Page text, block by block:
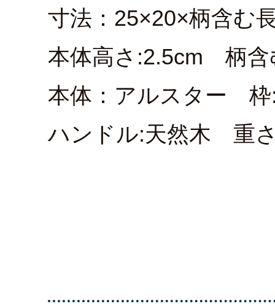
寸法：25×20×柄含む
本体高さ:2.5cm 柄含
本体：アルスター 枠
ハンドル:天然木 重